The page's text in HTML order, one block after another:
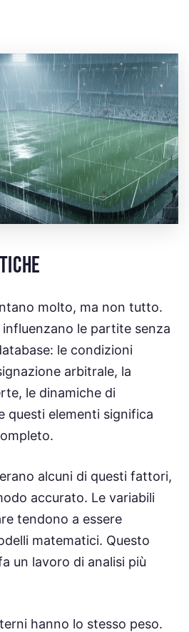
molto, ma non tutto.
le partite senza
le condizioni
arbitrale, la
le dinamiche di
questi elementi significa
alcuni di questi fattori,
accurato. Le variabili
tendono a essere
matematici. Questo
un lavoro di analisi più
hanno lo stesso peso.